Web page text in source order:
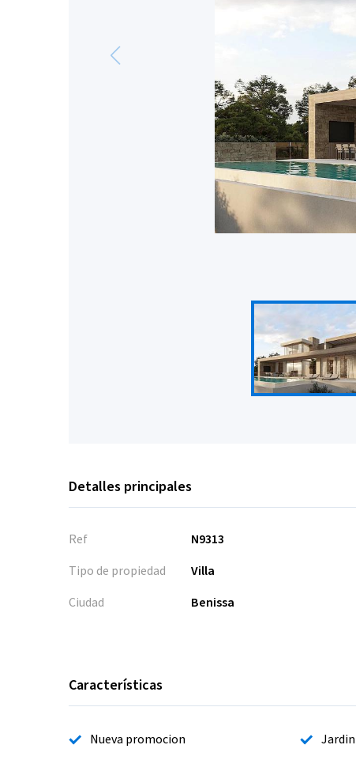
Detalles principales
Ref
N9313
Tipo de propiedad
Villa
Ciudad
Benissa
Características
Nueva promocion